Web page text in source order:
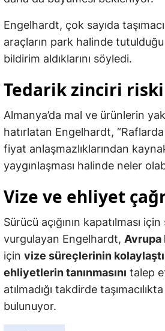
Engelhardt, çok sayıda
araçların park halinde
bildirim aldıklarını söyledi.
Tedarik zinciri riski
Almanya’da mal ve ürünlerin
hatırlatan Engelhardt,
fiyat anlaşmazlıklarından
yaygınlaşması halinde neler
Vize ve ehliyet
Sürücü açığının kapatılması
vurgulayan Engelhardt, Avrupa
için vize süreçlerinin
ehliyetlerin tanınmasını talep
atılmadığı takdirde
bulunuyor.